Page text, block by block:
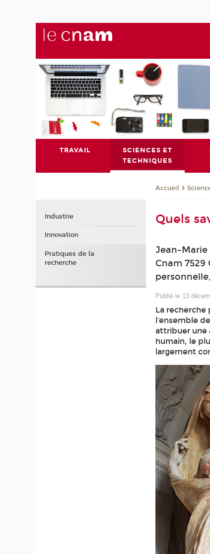
TRAVAIL
SCIENCES ET
TECHNIQUES
Accueil
Quels
Jean-Marie
Cnam
Publié le 13
La
l’ensemble
attribuer une
humain, le
largement
Industrie
Innovation
Pratiques de la
recherche